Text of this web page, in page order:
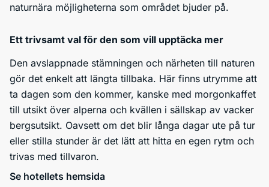
naturnära möjligheterna som området bjuder på.
Ett trivsamt val för den som vill upptäcka mer
Den avslappnade stämningen och närheten till naturen
gör det enkelt att längta tillbaka. Här finns utrymme att
ta dagen som den kommer, kanske med morgonkaffet
till utsikt över alperna och kvällen i sällskap av vacker
bergsutsikt. Oavsett om det blir långa dagar ute på tur
eller stilla stunder är det lätt att hitta en egen rytm och
trivas med tillvaron.
Se hotellets hemsida